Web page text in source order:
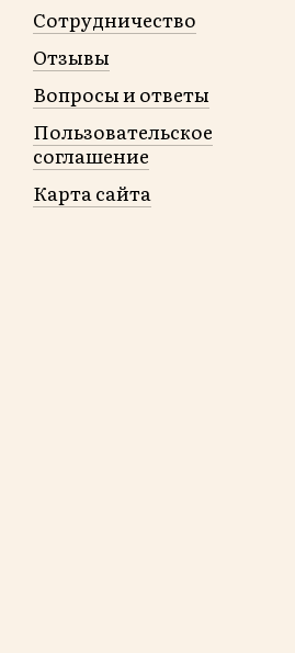
Сотрудничество
Отзывы
Вопросы и ответы
Пользовательское
соглашение
Карта сайта